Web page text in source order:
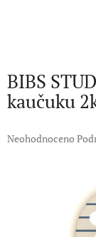
BIBS
kaučuku
Průměrné
Neohodnoceno